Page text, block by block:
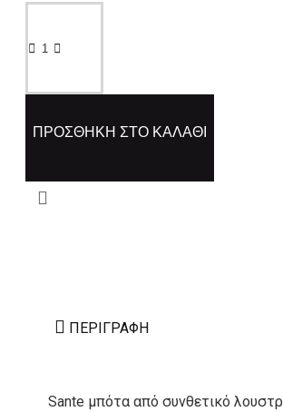
ΠΡΟΣΘΉΚΗ ΣΤΟ ΚΑΛΆΘΙ
ΠΕΡΙΓΡΑΦΉ
Sante μπότα από συνθετικό